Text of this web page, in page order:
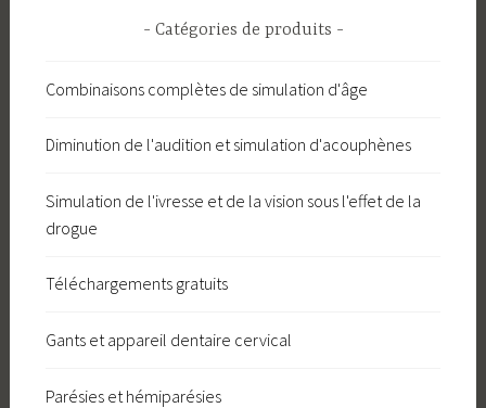
Catégories de produits
Combinaisons complètes de simulation d'âge
Diminution de l'audition et simulation d'acouphènes
Simulation de l'ivresse et de la vision sous l'effet de la
drogue
Téléchargements gratuits
Gants et appareil dentaire cervical
Parésies et hémiparésies